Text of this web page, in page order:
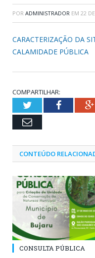
POR ADMINISTRADOR EM 22
CARACTERIZAÇÃO DA
CALAMIDADE PÚBLICA
COMPARTILHAR:
TwitterFacebook
Email
CONTEÚDO
CONSULTA PÚBLICA